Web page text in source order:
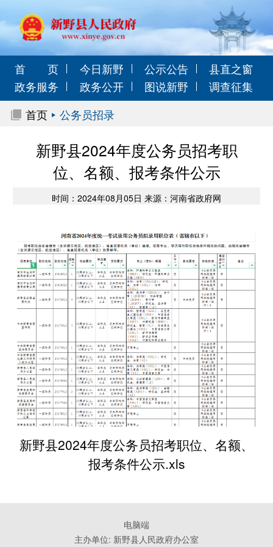
首 页 今日新野 公示公告
县直之窗
政务服务
政务公开 图说新野
调查征集
首页
公务员招录
新野县2024年度公务员招考职
位、名额、报考条件公示
时间：2024年08月05日 来源：河南省政府网
新野县2024年度公务员招考职位、名额、
报考条件公示.xls
电脑端
主办单位: 新野县人民政府办公室